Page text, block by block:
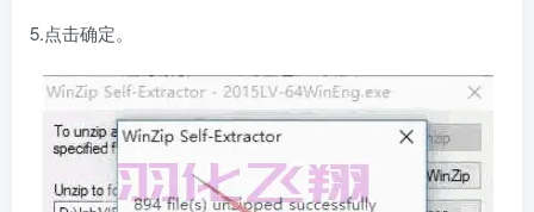
5.点击确定。